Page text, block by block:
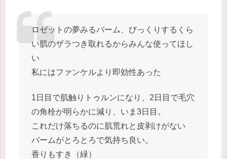
ロゼットの夢みるバーム、びっくりするくら
い肌のザラつき取れるからみんな使ってほし
い
私にはファンケルより即効性あった
1日目で肌触りトゥルンになり、2日目で毛穴
の角栓が明らかに減り、いま3日目。
これだけ落ちるのに肌荒れと皮剥けがない
バームがとろとろで気持ち良い。
香りもすき（緑）